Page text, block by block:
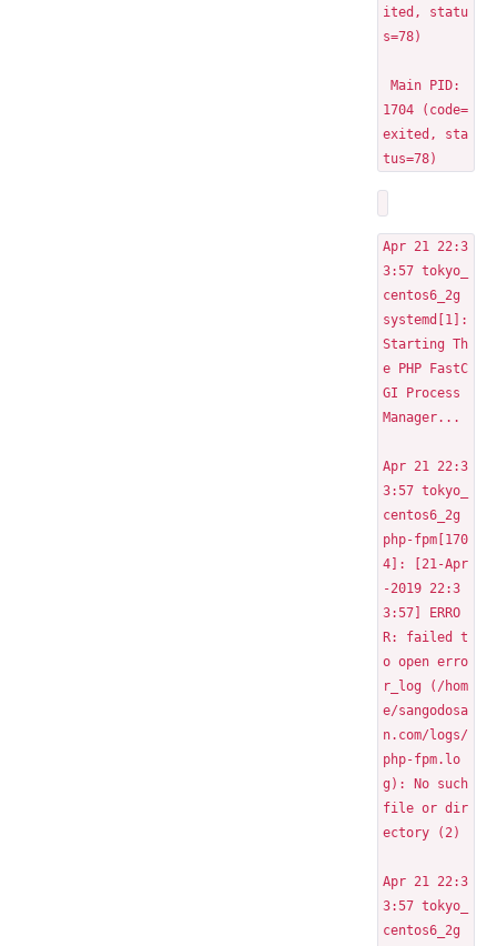
ited, statu
s=78)
1704 (code=
exited, sta
tus=78)
Apr 21 22:3
3:57 tokyo_
centos6_2g
systemd[1]:
Starting Th
e PHP FastC
GI Process
Manager...
Apr 21 22:3
3:57 tokyo_
centos6_2g
php-fpm[170
4]: [21-Apr
-2019 22:3
3:57] ERRO
R: failed t
o open erro
r_log (/hom
e/sangodosa
n.com/logs/
php-fpm.lo
g): No such
file or dir
ectory (2)
Apr 21 22:3
3:57 tokyo_
centos6_2g